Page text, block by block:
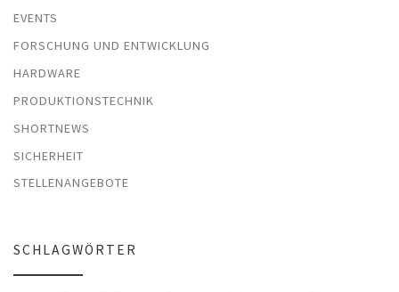
EVENTS
FORSCHUNG UND ENTWICKLUNG
HARDWARE
PRODUKTIONSTECHNIK
SHORTNEWS
SICHERHEIT
STELLENANGEBOTE
SCHLAGWÖRTER